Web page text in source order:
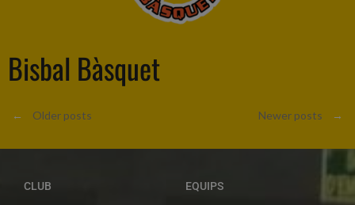
Bisbal Bàsquet
← Older posts Newer posts →
CLUB EQUIPS